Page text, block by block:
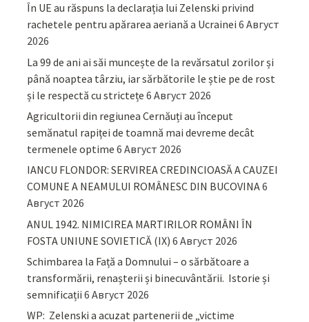
În UE au răspuns la declarația lui Zelenski privind
rachetele pentru apărarea aeriană a Ucrainei 6 Август
2026
La 99 de ani ai săi muncește de la revărsatul zorilor și
până noaptea târziu, iar sărbătorile le știe pe de rost
și le respectă cu strictețe 6 Август 2026
Agricultorii din regiunea Cernăuți au început
semănatul rapiței de toamnă mai devreme decât
termenele optime 6 Август 2026
IANCU FLONDOR: SERVIREA CREDINCIOASĂ A CAUZEI
COMUNE A NEAMULUI ROMÂNESC DIN BUCOVINA6
Август 2026
ANUL 1942. NIMICIREA MARTIRILOR ROMÂNI ÎN
FOSTA UNIUNE SOVIETICĂ (IX) 6 Август 2026
Schimbarea la Față a Domnului – o sărbătoare a
transformării, renașterii și binecuvântării. Istorie și
semnificații 6 Август 2026
WP: Zelenski a acuzat partenerii de „victime